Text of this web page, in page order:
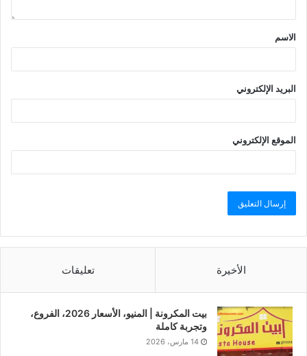
الاسم
البريد الإلكتروني
الموقع الإلكتروني
الأخيرة تعليقات
بيت المكرونة | المنيو، الأسعار 2026، الفروع،
وتجربة كاملة
14 مارس، 2026